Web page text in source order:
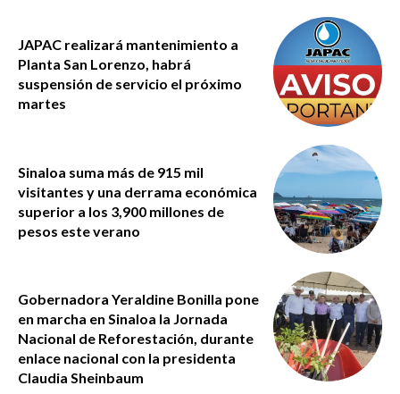
JAPAC realizará mantenimiento a
Planta San Lorenzo, habrá
suspensión de servicio el próximo
martes
Sinaloa suma más de 915 mil
visitantes y una derrama económica
superior a los 3,900 millones de
pesos este verano
Gobernadora Yeraldine Bonilla pone
en marcha en Sinaloa la Jornada
Nacional de Reforestación, durante
enlace nacional con la presidenta
Claudia Sheinbaum